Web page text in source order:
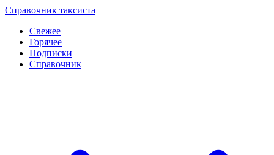
Перейти
контенту
Справочник таксиста
Свежее
Горячее
Подписки
Справочник